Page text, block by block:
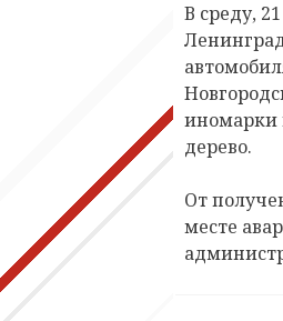
В среду,
иномарки
дерево.
От
месте